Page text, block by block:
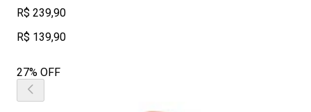
R$ 239,90
R$ 139,90
27% OFF